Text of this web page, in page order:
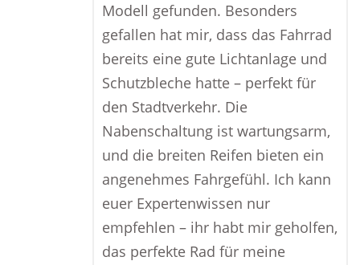
Modell gefunden. Besonders
gefallen hat mir, dass das Fahrrad
bereits eine gute Lichtanlage und
Schutzbleche hatte – perfekt für
den Stadtverkehr. Die
Nabenschaltung ist wartungsarm,
und die breiten Reifen bieten ein
angenehmes Fahrgefühl. Ich kann
euer Expertenwissen nur
empfehlen – ihr habt mir geholfen,
das perfekte Rad für meine